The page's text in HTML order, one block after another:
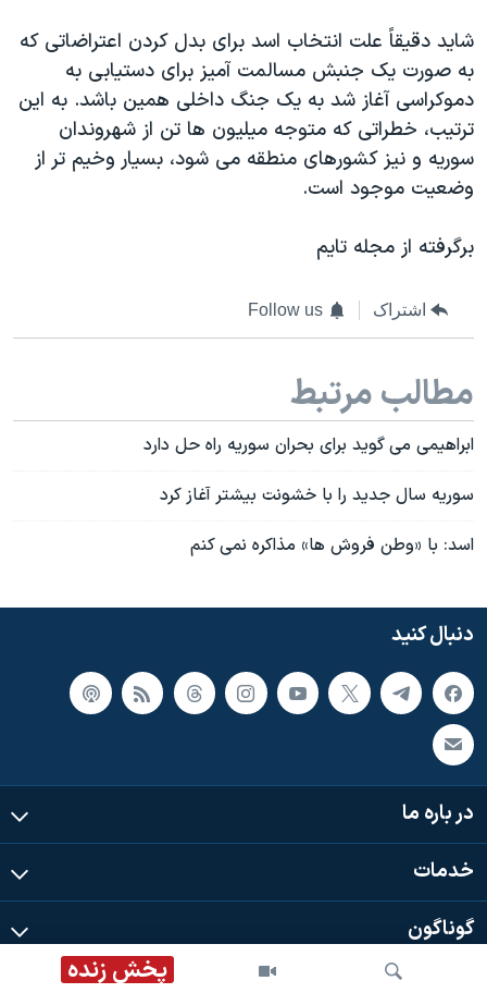
پخش زنده
شاید دقیقاً علت انتخاب اسد برای بدل کردن اعتراضاتی که
به صورت یک جنبش مسالمت آمیز برای دستیابی به
دموکراسی آغاز شد به یک جنگ داخلی همین باشد. به این
ترتیب، خطراتی که متوجه میلیون ها تن از شهروندان
سوریه و نیز کشورهای منطقه می شود، بسیار وخیم تر از
وضعیت موجود است.
برگرفته از مجله تایم
اشتراک Follow us
مطالب مرتبط
ابراهیمی می گوید برای بحران سوریه راه حل دارد
سوریه سال جدید را با خشونت بیشتر آغاز کرد
اسد: با «وطن فروش ها» مذاکره نمی کنم
دنبال کنید
در باره ما
خدمات
گوناگون